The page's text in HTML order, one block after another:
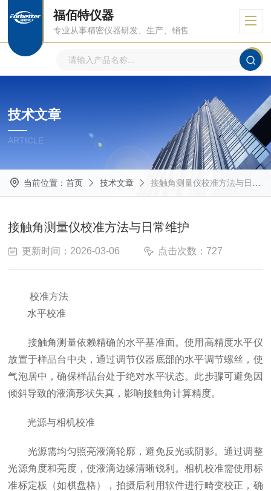
福佰特仪器
专业从事精密仪器研发、生产、销售
技术文章
ARTICLE
当前位置： 首页 技术文章 接触角测量仪校准方法与日常维护
接触角测量仪校准方法与日常维护
更新时间：2026-03-06 点击次数：727
校准方法
水平校准
接触角测量依赖精确的水平基准面。使用高精度水平仪
放置于样品台中央，通过调节仪器底部的水平调节螺丝，使
气泡居中，确保样品台处于绝对水平状态。此步骤可避免因
倾斜导致的液滴形状失真，影响接触角计算精度。
光源与相机校准
光源需均匀照亮液滴轮廓，避免反光或阴影。通过调整
光源角度和亮度，使液滴边缘清晰锐利。相机校准需使用标
准标定板（如棋盘格），拍摄后利用软件进行畸变校正，确